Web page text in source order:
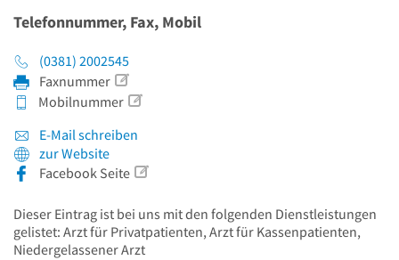
Telefonnummer, Fax, Mobil
(0381) 2002545
Faxnummer
Mobilnummer
E-Mail schreiben
zur Website
Facebook Seite
Dieser Eintrag ist bei uns mit den folgenden Dienstleistungen
gelistet: Arzt für Privatpatienten, Arzt für Kassenpatienten,
Niedergelassener Arzt